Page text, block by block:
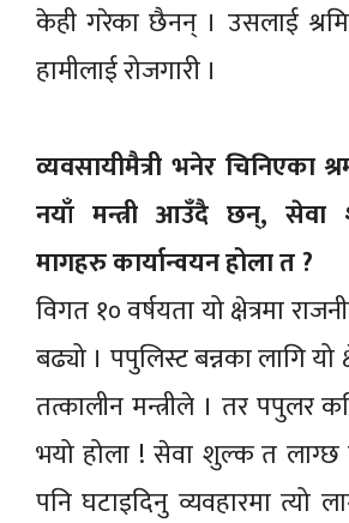
केही गरेका छैनन् । उसलाई
हामीलाई रोजगारी ।
व्यवसायीमैत्री भनेर चिनिएका
नयाँ मन्त्री आउँदै छन्, सेवा
मागहरु कार्यान्वयन होला त ?
विगत १० वर्षयता यो क्षेत्रमा
बढ्यो । पपुलिस्ट बन्नका लागि यो
तत्कालीन मन्त्रीले । तर पपुलर
भयो होला ! सेवा शुल्क त लाग्छ
पनि घटाइदिनु व्यवहारमा त्यो